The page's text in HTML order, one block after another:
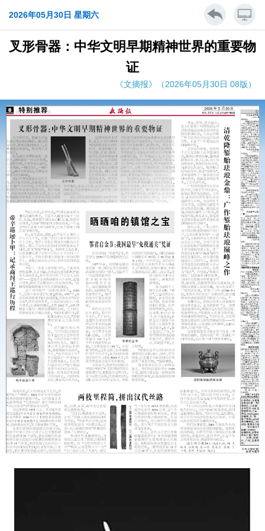
2026年05月30日 星期六
叉形骨器：中华文明早期精神世界的重要物
证
《文摘报》（2026年05月30日 08版）